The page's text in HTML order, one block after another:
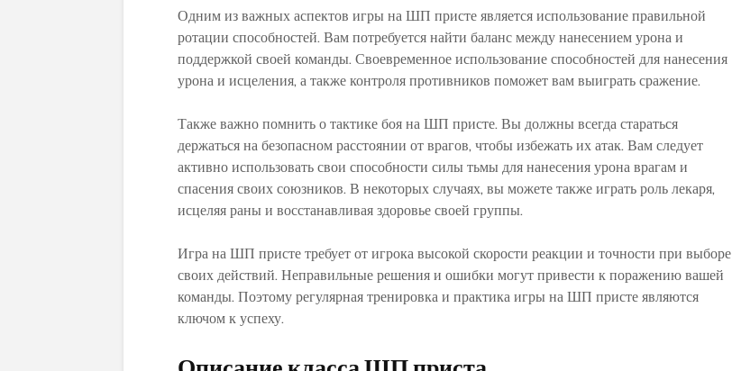
Одним из важных аспектов игры на ШП присте является использование правильной
ротации способностей. Вам потребуется найти баланс между нанесением урона и
поддержкой своей команды. Своевременное использование способностей для нанесения
урона и исцеления, а также контроля противников поможет вам выиграть сражение.
Также важно помнить о тактике боя на ШП присте. Вы должны всегда стараться
держаться на безопасном расстоянии от врагов, чтобы избежать их атак. Вам следует
активно использовать свои способности силы тьмы для нанесения урона врагам и
спасения своих союзников. В некоторых случаях, вы можете также играть роль лекаря,
исцеляя раны и восстанавливая здоровье своей группы.
Игра на ШП присте требует от игрока высокой скорости реакции и точности при выборе
своих действий. Неправильные решения и ошибки могут привести к поражению вашей
команды. Поэтому регулярная тренировка и практика игры на ШП присте являются
ключом к успеху.